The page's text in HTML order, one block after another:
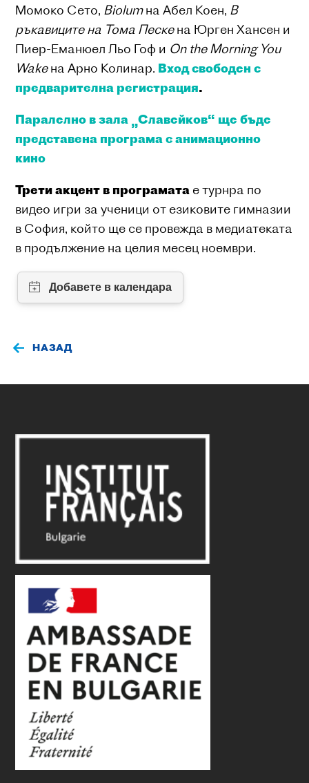
Момоко Сето, Biolumна Абел Коен, В
ръкавиците на Тома Пескена Юрген Хансен и
Пиер-Еманюел Льо Гоф и On the Morning You
Wakeна Арно Колинар. Вход свободен с
предварителна регистрация.
Паралелно в зала „Славейков“ ще бъде
представена програма с анимационно
кино
Трети акцент в програмата е турнра по
видео игри за ученици от езиковите гимназии
в София, който ще се провежда в медиатеката
в продължение на целия месец ноември.
НАЗАД